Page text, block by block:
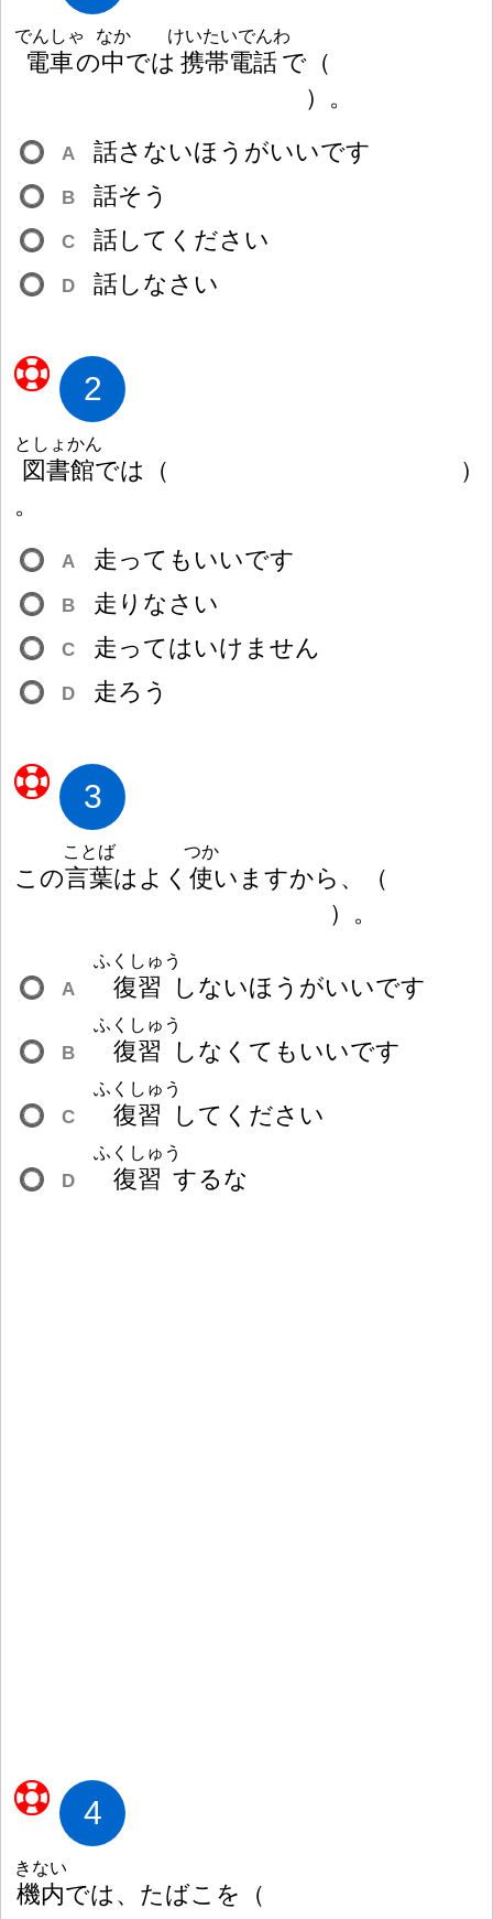
電車
でんしゃ
の中
なか
では 携帯電話
けいたいでんわ
で （
） 。
A 話さないほうがいいです
B 話そう
C 話してください
D 話しなさい
2
図書館
としょかん
では （
）
。
A 走 ってもいいです
B 走 りなさい
C 走 ってはいけません
D 走ろう
3
この言葉
ことば
はよく 使
つか
いますから、
（
） 。
A 復習
ふくしゅう
しないほうがいいです
B 復習
ふくしゅう
しなくてもいいです
C 復習
ふくしゅう
してください
D 復習
ふくしゅう
するな
4
機内
きない
では、たばこを
（